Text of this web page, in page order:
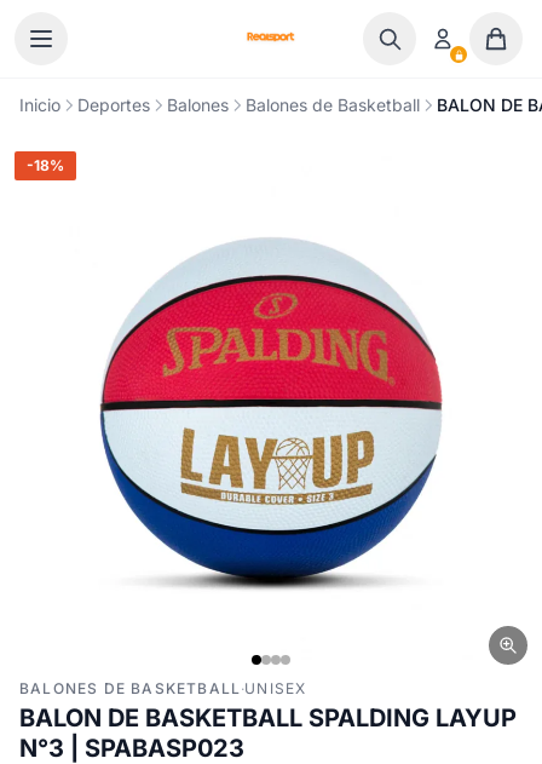
Inicio Deportes Balones Balones de Basketball BALON DE
-18%
BALONES DE BASKETBALL·UNISEX
BALON DE BASKETBALL SPALDING LAYUP
N°3 | SPABASP023